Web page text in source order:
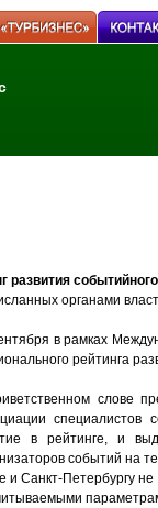
органами
в рамках
рейтинга
слове
специалистов
в рейтинге, и
событий на
Санкт-Петербургу